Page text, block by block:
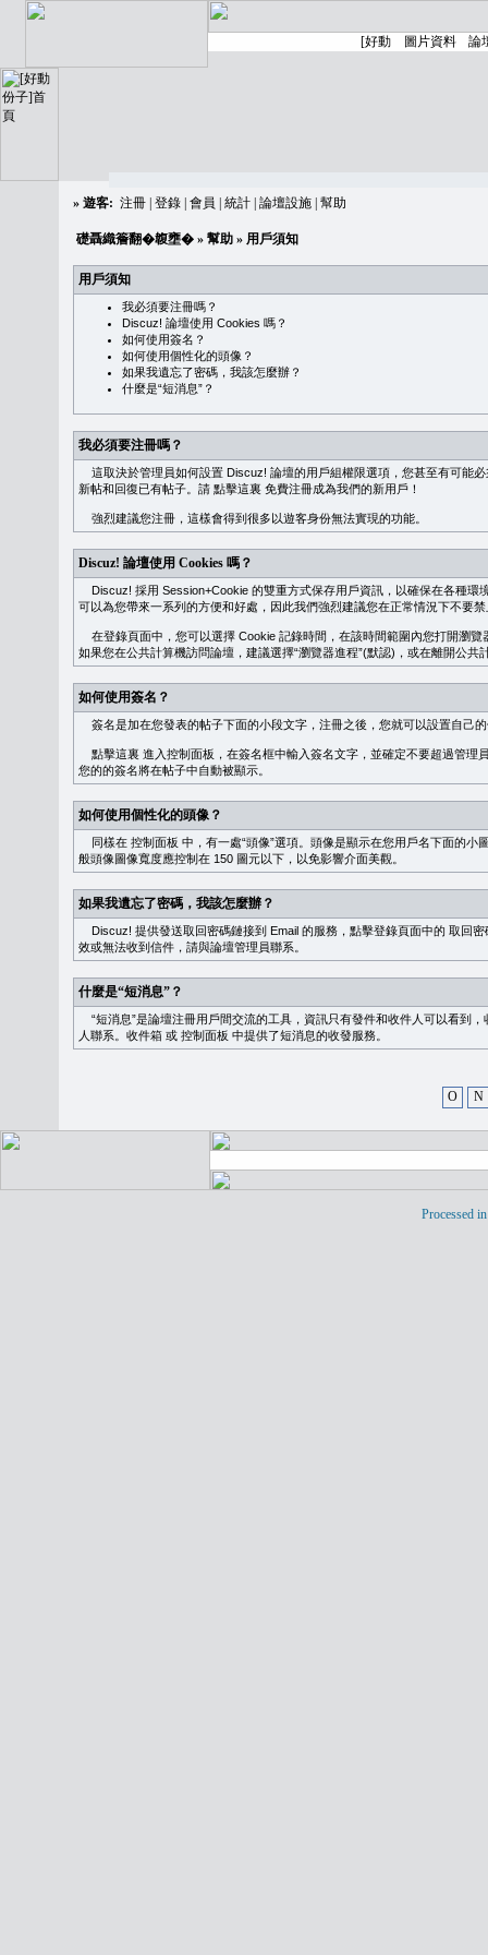
» 遊客: 注冊 登錄 會員 統計 論壇設施 幫助
礎聶織簷翻�䪖壅� » 幫助 » 用戶須知
用戶須知
我必須要注冊嗎？
Discuz! 論壇使用 Cookies 嗎？
如何使用簽名？
如何使用個性化的頭像？
如果我遺忘了密碼，我該怎麼辦？
什麼是“短消息”？
我必須要注冊嗎？
這取決於管理員如何設置 Discuz! 論壇的用戶組權限選項，您甚至有可能
新帖和回復已有帖子。請 點擊這裏 免費注冊成為我們的新用戶！
強烈建議您注冊，這樣會得到很多以遊客身份無法實現的功能。
Discuz! 論壇使用 Cookies 嗎？
Discuz! 採用 Session+Cookie 的雙重方式保存用戶資訊，以確保在各種環
可以為您帶來一系列的方便和好處，因此我們強烈建議您在正常情況下不要
在登錄頁面中，您可以選擇 Cookie 記錄時間，在該時間範圍內您打開瀏
如果您在公共計算機訪問論壇，建議選擇“瀏覽器進程”(默認)，或在離開公共
如何使用簽名？
簽名是加在您發表的帖子下面的小段文字，注冊之後，您就可以設置自己
點擊這裏 進入控制面板，在簽名框中輸入簽名文字，並確定不要超過管
您的的簽名將在帖子中自動被顯示。
如何使用個性化的頭像？
同樣在 控制面板 中，有一處“頭像”選項。頭像是顯示在您用戶名下面的
般頭像圖像寬度應控制在 150 圖元以下，以免影響介面美觀。
如果我遺忘了密碼，我該怎麼辦？
Discuz! 提供發送取回密碼鏈接到 Email 的服務，點擊登錄頁面中的 取回密
效或無法收到信件，請與論壇管理員聯系。
什麼是“短消息”？
“短消息”是論壇注冊用戶間交流的工具，資訊只有發件和收件人可以看到
人聯系。 收件箱 或 控制面板 中提供了短消息的收發服務。
O N
Processed